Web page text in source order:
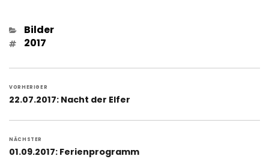
Kategorien
Bilder
Schlagwörter
2017
VORHERIGER
Vorheriger
22.07.2017: Nacht der Elfer
NÄCHSTER
Nächster
01.09.2017: Ferienprogramm